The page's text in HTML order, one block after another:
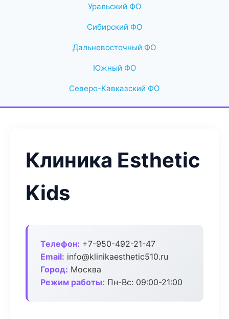
Уральский ФО
Сибирский ФО
Дальневосточный ФО
Южный ФО
Северо-Кавказский ФО
Клиника Esthetic
Kids
Телефон: +7-950-492-21-47
Email: info@klinikaesthetic510.ru
Город: Москва
Режим работы: Пн-Вс: 09:00-21:00